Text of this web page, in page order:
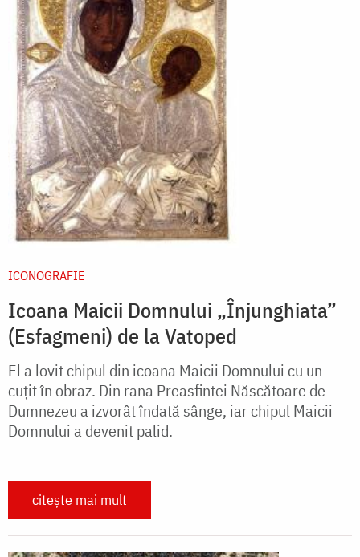
ICONOGRAFIE
Icoana Maicii Domnului „Înjunghiata”
(Esfagmeni) de la Vatoped
El a lovit chipul din icoana Maicii Domnului cu un
cuțit în obraz. Din rana Preasfintei Născătoare de
Dumnezeu a izvorât îndată sânge, iar chipul Maicii
Domnului a devenit palid.
citește mai mult